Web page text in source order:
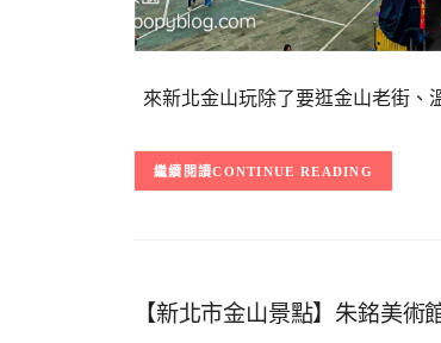
來新北金山玩除了要逛金山老街
CONTINUE READING
【新北市金山景點】朱銘美